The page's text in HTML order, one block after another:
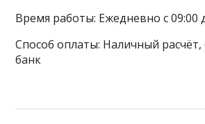
Время работы: Ежедневно с 09:00
Способ оплаты: Наличный расчёт,
банк